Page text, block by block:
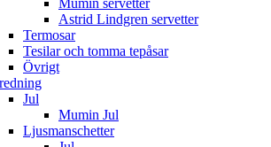
Mumin servetter
Astrid Lindgren servetter
Termosar
Tesilar och tomma tepåsar
Övrigt
Jul
Mumin Jul
Ljusmanschetter